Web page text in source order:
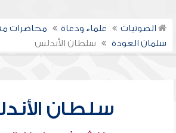
الصوتيات علماء ودعاة
محاضرات
سلمان العودة
سلطان الأندلس
سلطان